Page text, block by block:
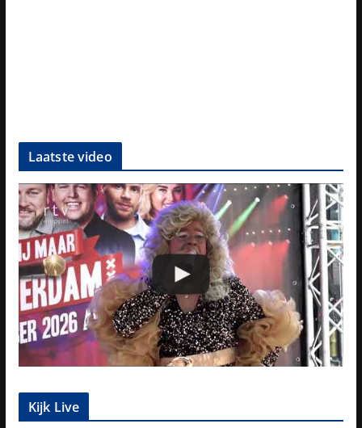
Laatste video
Kijk Live